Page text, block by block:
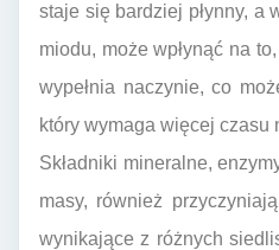
staje się bardziej płynny, a
miodu, może wpłynąć na
wypełnia naczynie, co
który wymaga więcej czasu
Składniki mineralne,
masy, również
wynikające z różnych